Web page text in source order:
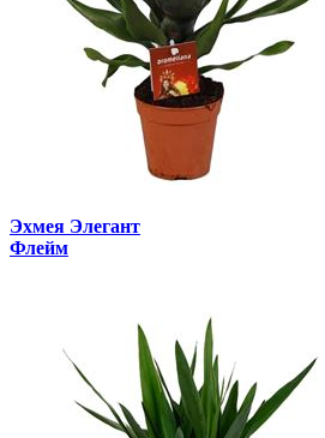
Эхмея Элегант
Флейм